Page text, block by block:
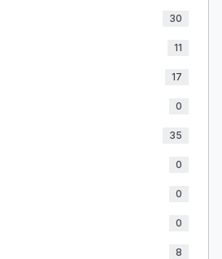
30
11
17
0
35
0
0
0
8